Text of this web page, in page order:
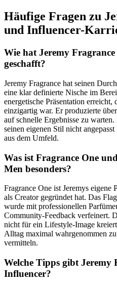
Häufige Fragen zu
und Influencer-
Wie hat Jeremy
geschafft?
Jeremy Fragrance hat seinen
eine klar definierte Nische im
energetische Präsentation
einzigartig war. Er produzierte
auf schnelle Ergebnisse zu
seinen eigenen Stil nicht
aus dem Umfeld.
Was ist Fragrance One
Men besonders?
Fragrance One ist Jeremys eigene
als Creator gegründet hat. Das
wurde mit professionellen
Community-Feedback verfeinert.
nicht für ein Lifestyle-Image
Alltag maximal wahrgenommen
vermitteln.
Welche Tipps gibt Jeremy
Influencer?